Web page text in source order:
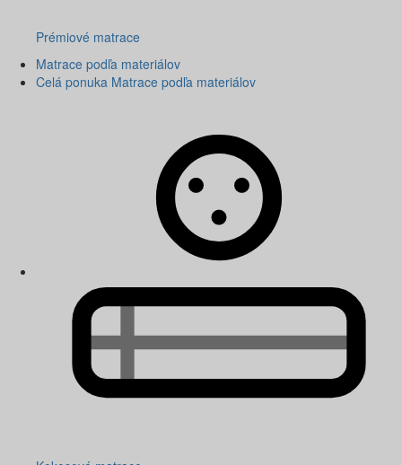
Prémiové matrace
Matrace podľa materiálov
Celá ponuka Matrace podľa materiálov